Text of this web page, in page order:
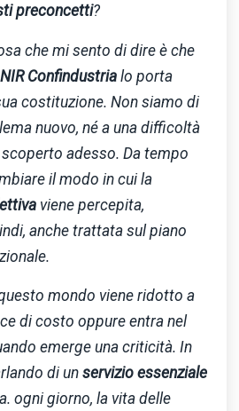
preconcetti?
che mi sento di dire è che
Confindustria lo porta
costituzione. Non siamo di
nuovo, né a una difficoltà
adesso. Da tempo
il modo in cui la
viene percepita,
anche trattata sul piano
mondo viene ridotto a
di costo oppure entra nel
emerge una criticità. In
di un servizio essenziale
ogni giorno, la vita delle